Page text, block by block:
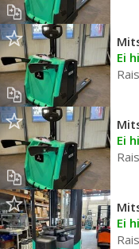
Ei
Ei
Ei